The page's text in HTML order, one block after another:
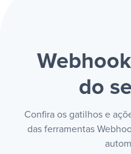
do
Confira os gatilhos e
das ferramentas